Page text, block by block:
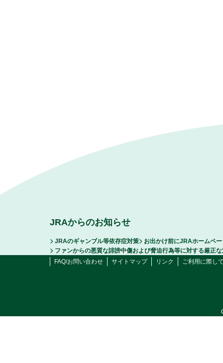
JRAからのお知らせ
JRAのギャンブル等依存症対策
お出かけ前にJRAホームペ
ファンからの悪質な誹謗中傷および脅迫行為等に対する厳正
FAQ/お問い合わせ
サイトマップ リンク ご利用に際し